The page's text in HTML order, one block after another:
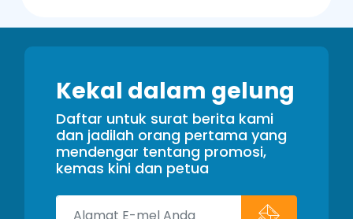
Kekal dalam gelung
Daftar untuk surat berita kami
dan jadilah orang pertama yang
mendengar tentang promosi,
kemas kini dan petua